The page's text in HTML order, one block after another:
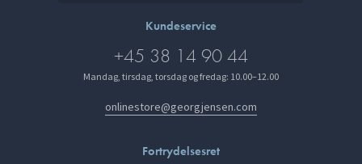
Kundeservice
+45 38 14 90 44
Mandag, tirsdag, torsdag og fredag: 10.00–12.00
onlinestore@georgjensen.com
Fortrydelsesret